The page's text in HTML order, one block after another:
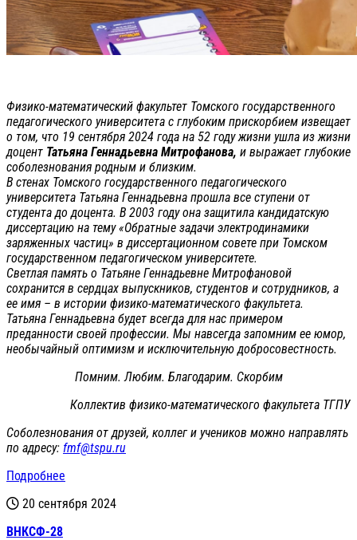
Физико-математический факультет Томского государственного
педагогического университета с глубоким прискорбием извещает
о том, что 19 сентября 2024 года на 52 году жизни ушла из жизни
доцент Татьяна Геннадьевна Митрофанова, и выражает глубокие
соболезнования родным и близким.
В стенах Томского государственного педагогического
университета Татьяна Геннадьевна прошла все ступени от
студента до доцента. В 2003 году она защитила кандидатскую
диссертацию на тему «Обратные задачи электродинамики
заряженных частиц» в диссертационном совете при Томском
государственном педагогическом университете.
Светлая память о Татьяне Геннадьевне Митрофановой
сохранится в сердцах выпускников, студентов и сотрудников, а
ее имя – в истории физико-математического факультета.
Татьяна Геннадьевна будет всегда для нас примером
преданности своей профессии. Мы навсегда запомним ее юмор,
необычайный оптимизм и исключительную добросовестность.
Помним. Любим. Благодарим. Скорбим
Коллектив физико-математического факультета ТГПУ
Соболезнования от друзей, коллег и учеников можно направлять
по адресу: fmf@tspu.ru
Подробнее
20 сентября 2024
ВНКСФ-28